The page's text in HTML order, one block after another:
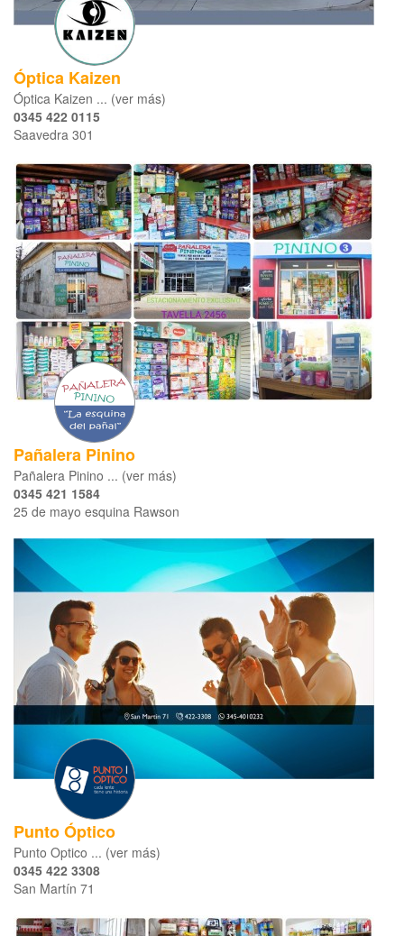
Óptica Kaizen
Óptica Kaizen ... (ver más)
0345 422 0115
Saavedra 301
Pañalera Pinino
Pañalera Pinino ... (ver más)
0345 421 1584
25 de mayo esquina Rawson
Punto Óptico
Punto Optico ... (ver más)
0345 422 3308
San Martín 71